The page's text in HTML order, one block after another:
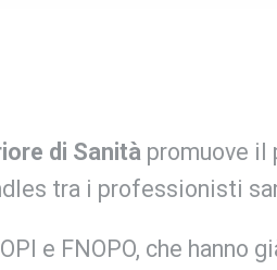
di Sanità promuove il
tra i professionisti
e FNOPO, che hanno